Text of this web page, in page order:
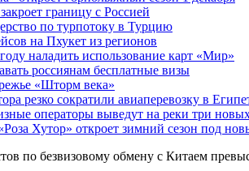
границу с Россией
по турпотоку в Турцию
на Пхукет из регионов
наладить использование карт «Мир»
россиянам бесплатные визы
«Шторм века»
резко сократили авиаперевозку в
операторы выведут на реки три
Хутор» откроет зимний сезон под
по безвизовому обмену с Китаем